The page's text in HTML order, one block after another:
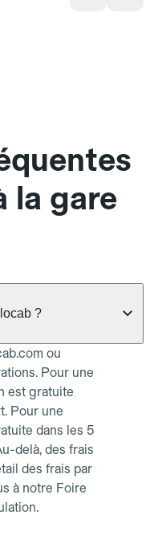
la gare
?
ou
Pour une
est gratuite
Pour une
dans les 5
delà, des frais
des frais par
à notre Foire